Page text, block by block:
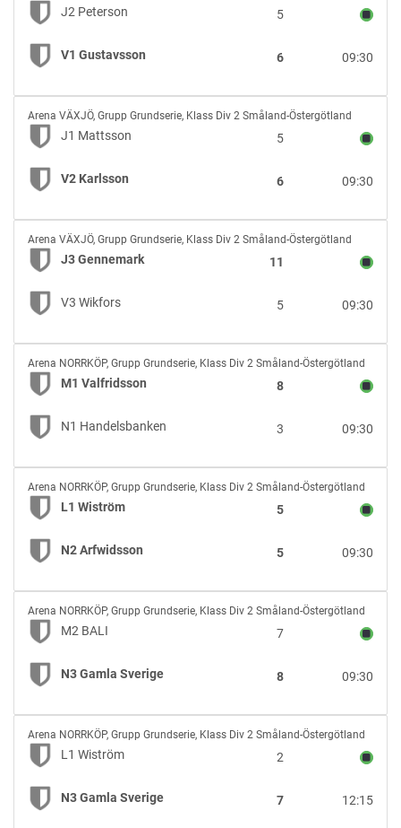
Peterson
vs
V1
Gustavsson
J2 Peterson 5
V1 Gustavsson 09:30
6
J1
Mattsson
vs
V2
Karlsson
Arena VÄXJÖ, Grupp Grundserie, Klass Div 2 Småland-Östergötland
J1 Mattsson 5
V2 Karlsson 09:30
6
J3
Gennemark
vs
V3
Wikfors
Arena VÄXJÖ, Grupp Grundserie, Klass Div 2 Småland-Östergötland
J3 Gennemark 11
V3 Wikfors 09:30
5
M1
Valfridsson
vs
N1
Handelsbanken
Arena NORRKÖP, Grupp Grundserie, Klass Div 2 Småland-Östergötland
M1 Valfridsson 8
N1 Handelsbanken 09:30
3
L1
Wiström
vs
N2
Arfwidsson
Arena NORRKÖP, Grupp Grundserie, Klass Div 2 Småland-Östergötland
L1 Wiström 5
N2 Arfwidsson 09:30
5
M2
BALI
vs
N3
Gamla
Arena NORRKÖP, Grupp Grundserie, Klass Div 2 Småland-Östergötland
M2 BALI 7
N3 Gamla Sverige 09:30
8
L1
Wiström
vs
N3
Gamla
Arena NORRKÖP, Grupp Grundserie, Klass Div 2 Småland-Östergötland
L1 Wiström 2
N3 Gamla Sverige 12:15
7